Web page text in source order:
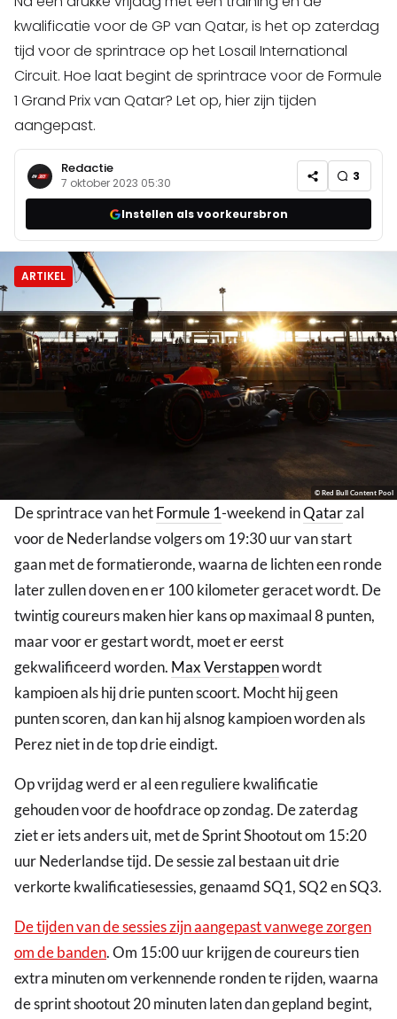
kwalificatie voor de GP van Qatar, is het op zaterdag
tijd voor de sprintrace op het Losail International
Circuit. Hoe laat begint de sprintrace voor de Formule
1 Grand Prix van Qatar? Let op, hier zijn tijden
aangepast.
Redactie
7 oktober 2023 05:30 3
Instellen als voorkeursbron
ARTIKEL
© Red Bull Content Pool
De sprintrace van hetFormule 1-weekend inQatarzal
voor de Nederlandse volgers om 19:30 uur van start
gaan met de formatieronde, waarna de lichten een ronde
later zullen doven en er 100 kilometer geracet wordt. De
twintig coureurs maken hier kans op maximaal 8 punten,
maar voor er gestart wordt, moet er eerst
gekwalificeerd worden. Max Verstappenwordt
kampioen als hij drie punten scoort. Mocht hij geen
punten scoren, dan kan hij alsnog kampioen worden als
Perez niet in de top drie eindigt.
Op vrijdag werd er al een reguliere kwalificatie
gehouden voor de hoofdrace op zondag. De zaterdag
ziet er iets anders uit, met de Sprint Shootout om 15:20
uur Nederlandse tijd. De sessie zal bestaan uit drie
verkorte kwalificatiesessies, genaamd SQ1, SQ2 en SQ3.
De tijden van de sessies zijn aangepast vanwege zorgen
om de banden. Om 15:00 uur krijgen de coureurs tien
extra minuten om verkennende ronden te rijden, waarna
de sprint shootout 20 minuten laten dan gepland begint,